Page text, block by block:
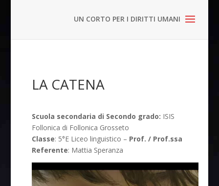
LA CATENA
Scuola secondaria di Secondo grado: ISIS
Follonica di Follonica Grosseto
Classe: 5°E Liceo linguistico – Prof. / Prof.ssa
Referente: Mattia Speranza